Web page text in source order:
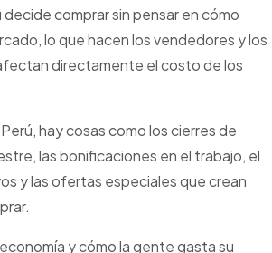
comprar sin pensar en cómo
lo que hacen los vendedores y los
directamente el costo de los
hay cosas como los cierres de
las bonificaciones en el trabajo, el
y las ofertas especiales que crean
y cómo la gente gasta su